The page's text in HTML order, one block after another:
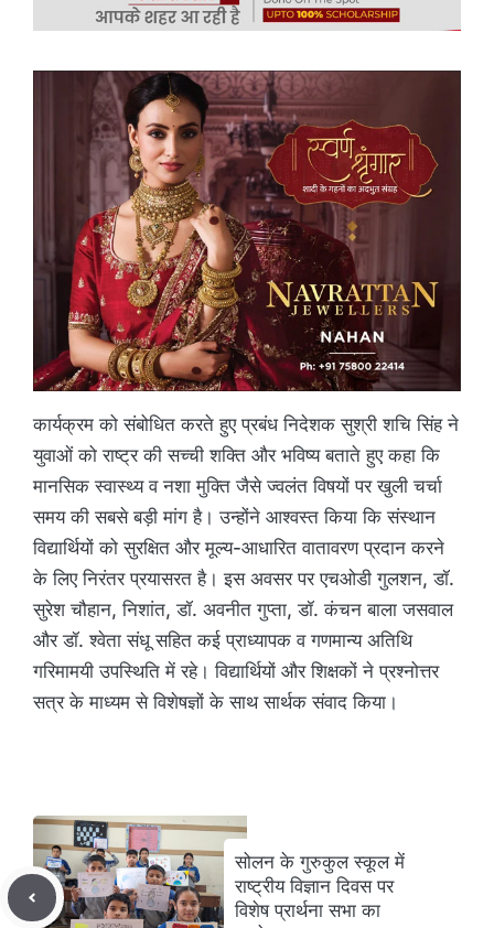
कार्यक्रम को संबोधित करते हुए प्रबंध निदेशक सुश्री शचि सिंह ने
युवाओं को राष्ट्र की सच्ची शक्ति और भविष्य बताते हुए कहा कि
मानसिक स्वास्थ्य व नशा मुक्ति जैसे ज्वलंत विषयों पर खुली चर्चा
समय की सबसे बड़ी मांग है। उन्होंने आश्वस्त किया कि संस्थान
विद्यार्थियों को सुरक्षित और मूल्य-आधारित वातावरण प्रदान करने
के लिए निरंतर प्रयासरत है। इस अवसर पर एचओडी गुलशन, डॉ.
सुरेश चौहान, निशांत, डॉ. अवनीत गुप्ता, डॉ. कंचन बाला जसवाल
और डॉ. श्वेता संधू सहित कई प्राध्यापक व गणमान्य अतिथि
गरिमामयी उपस्थिति में रहे। विद्यार्थियों और शिक्षकों ने प्रश्नोत्तर
सत्र के माध्यम से विशेषज्ञों के साथ सार्थक संवाद किया।
सोलन के गुरुकुल स्कूल में
राष्ट्रीय विज्ञान दिवस पर
विशेष प्रार्थना सभा का